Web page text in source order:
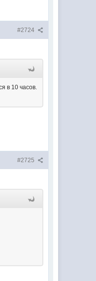
#2724
в 10 часов.
#2725